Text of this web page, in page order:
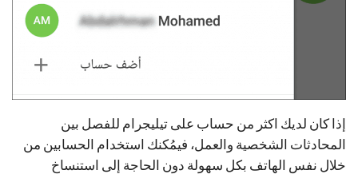
إذا كان لديك اكثر من حساب على تيليجرام للفصل بين
المحادثات الشخصية والعمل، فيمُكنك استخدام الحسابين من
خلال نفس الهاتف بكل سهولة دون الحاجة إلى استنساخ